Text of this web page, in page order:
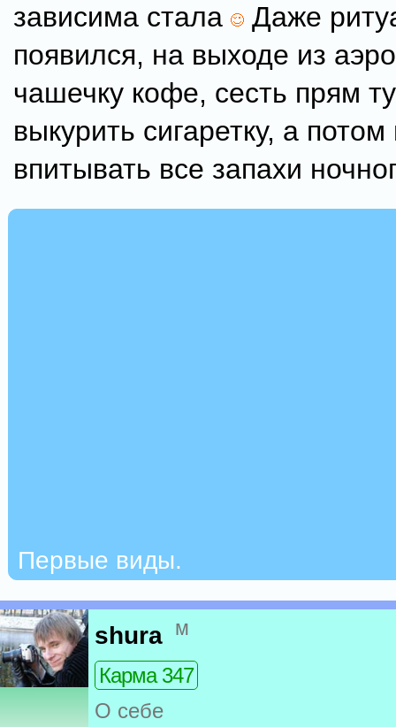
зависима стала
Даже
появился, на выходе из
чашечку кофе, сесть прям
выкурить сигаретку, а потом
впитывать все запахи
Первые виды.
shura м
Карма 347
О себе